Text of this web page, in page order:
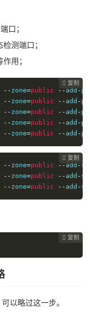
口；
测端口；
用；
 复制
 复制
 复制
 复制
 复制
 复制
 复制
 复制
 复制
 复制
 复制
 复制
 复制
 复制
 复制
 复制
 复制
 复制
-- zone=public -- add -
-- zone=public -- add -
-- zone=public -- add -
-- zone=public -- add -
-- zone=public -- add -
 复制
 复制
 复制
 复制
 复制
 复制
 复制
 复制
 复制
 复制
 复制
 复制
 复制
 复制
 复制
 复制
 复制
-- zone=public -- add -
-- zone=public -- add -
-- zone=public -- add -
 复制
 复制
 复制
 复制
 复制
 复制
 复制
 复制
 复制
 复制
 复制
 复制
 复制
 复制
 复制
 复制
以略过这一步。